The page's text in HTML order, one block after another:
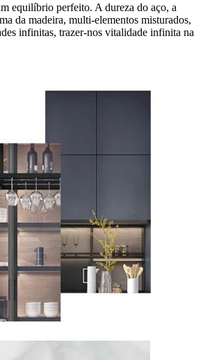
equilíbrio perfeito. A dureza do aço, a
da madeira, multi-elementos misturados,
infinitas, trazer-nos vitalidade infinita na